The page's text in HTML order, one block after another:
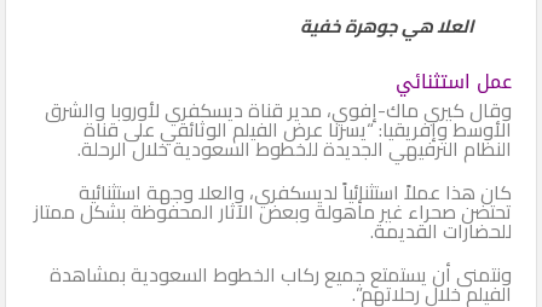
العلا هي جوهرة خفية
عمل استثنائي
وقال كيري ماك-إفوي، مدير قناة ديسكفري لأوروبا والشرق
الأوسط وإفريقيا: “يسرنا عرض الفيلم الوثائقي على قناة
النظام الترفيهي الجديدة للخطوط السعودية خلال الرحلة.
كان هذا عملاً استثنائياً لديسكفري، والعلا وجهة استثنائية
تحتضن صحراء غير مأهولة وبعض الآثار المحفوظة بشكل ممتاز
للحضارات القديمة.
ونتمنى أن يستمتع جميع ركاب الخطوط السعودية بمشاهدة
الفيلم خلال رحلاتهم”.